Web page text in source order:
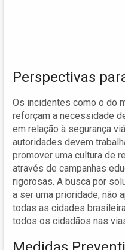
Perspectivas
Os incidentes como o do
reforçam a necessidade
em relação à segurança
autoridades devem
promover uma cultura de
através de campanhas
rigorosas. A busca por
a ser uma prioridade, não
todas as cidades
todos os cidadãos nas